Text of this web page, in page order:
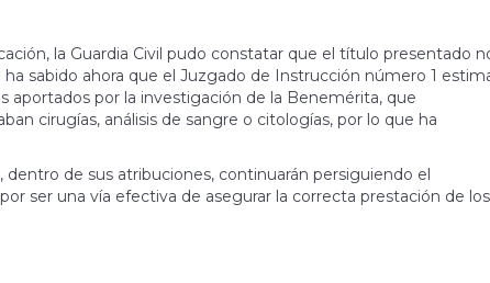
la Guardia Civil pudo constatar que el título presentado
sabido ahora que el Juzgado de Instrucción número 1
aportados por la investigación de la Benemérita, que
cirugías, análisis de sangre o citologías, por lo que ha
de sus atribuciones, continuarán persiguiendo el
ser una vía efectiva de asegurar la correcta prestación de los